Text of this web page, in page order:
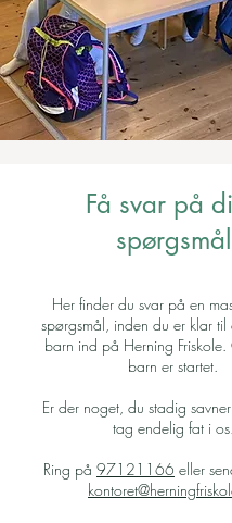
Få svar på
spørgsmål
Her finder du svar på en
spørgsmål, inden du er klar
barn ind på Herning
barn er startet.
Er der noget, du stadig
tag endelig fat i os.
Ring på 97121166 eller